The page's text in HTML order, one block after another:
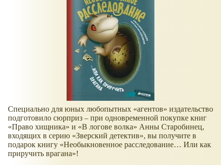
Специально для юных любопытных «агентов» издательство
подготовило сюрприз – при одновременной покупке книг
«Право хищника» и «В логове волка» Анны Старобинец,
входящих в серию «Зверский детектив», вы получите в
подарок книгу «Необыкновенное расследование… Или как
приручить врагана»!